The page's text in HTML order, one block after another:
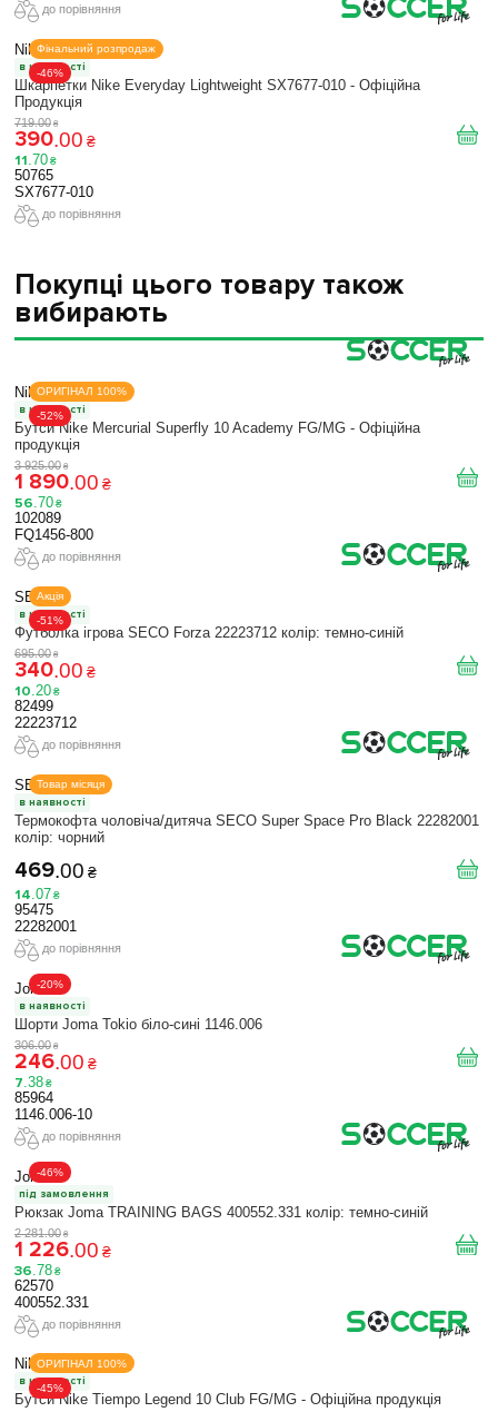
до порівняння
Фінальний розпродаж
-46%
Nike
в наявності
Шкарпетки Nike Everyday Lightweight SX7677-010 - Офіційна
Продукція
719.00 ₴
390.00 ₴
11.70 ₴
50765
SX7677-010
до порівняння
Покупці цього товару також
вибирають
ОРИГІНАЛ 100%
-52%
Nike
в наявності
Бутси Nike Mercurial Superfly 10 Academy FG/MG - Офіційна
продукція
3 925.00 ₴
1 890.00 ₴
56.70 ₴
102089
FQ1456-800
до порівняння
Акція
-51%
SECO
в наявності
Футболка ігрова SECO Forza 22223712 колiр: темно-синій
695.00 ₴
340.00 ₴
10.20 ₴
82499
22223712
до порівняння
Товар місяця
SECO
в наявності
Термокофта чоловіча/дитяча SECO Super Space Pro Black 22282001
колiр: чорний
469.00 ₴
14.07 ₴
95475
22282001
до порівняння
-20%
Joma
в наявності
Шорти Joma Tokio біло-сині 1146.006
306.00 ₴
246.00 ₴
7.38 ₴
85964
1146.006-10
до порівняння
-46%
Joma
під замовлення
Рюкзак Joma TRAINING BAGS 400552.331 колір: темно-синій
2 281.00 ₴
1 226.00 ₴
36 78 ₴
62570
400552.331
до порівняння
ОРИГІНАЛ 100%
-45%
Nike
в наявності
Бутси Nike Tiempo Legend 10 Club FG/MG - Офіційна продукція